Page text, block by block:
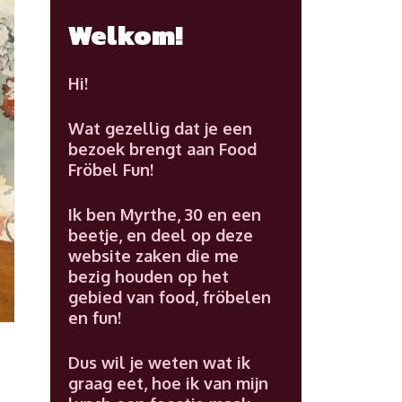
Welkom!
Hi!
Wat gezellig dat je een
bezoek brengt aan Food
Fröbel Fun!
Ik ben Myrthe, 30 en een
beetje, en deel op deze
website zaken die me
bezig houden op het
gebied van food, fröbelen
en fun!
Dus wil je weten wat ik
graag eet, hoe ik van mijn